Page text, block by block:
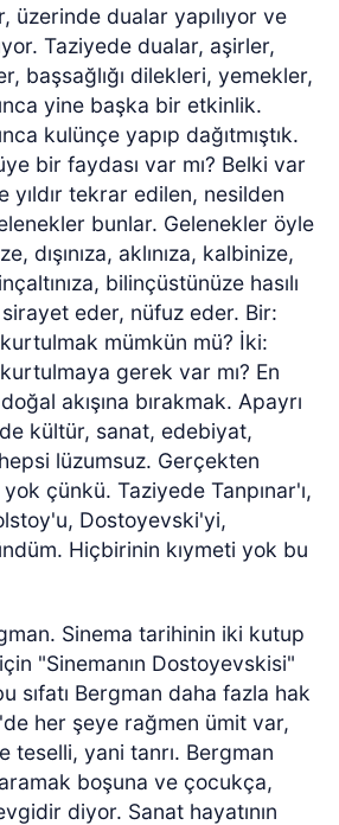
üzerinde dualar yapılıyor ve
Taziyede dualar, aşirler,
başsağlığı dilekleri, yemekler,
yine başka bir etkinlik.
kulünçe yapıp dağıtmıştık.
bir faydası var mı? Belki var
yıldır tekrar edilen, nesilden
bunlar. Gelenekler öyle
dışınıza, aklınıza, kalbinize,
bilinçüstünüze hasılı
eder, nüfuz eder. Bir:
mümkün mü? İki:
gerek var mı? En
akışına bırakmak. Apayrı
kültür, sanat, edebiyat,
lüzumsuz. Gerçekten
çünkü. Taziyede Tanpınar'ı,
Dostoyevski'yi,
Hiçbirinin kıymeti yok bu
Sinema tarihinin iki kutup
"Sinemanın Dostoyevskisi"
sıfatı Bergman daha fazla hak
her şeye rağmen ümit var,
teselli, yani tanrı. Bergman
aramak boşuna ve çocukça,
diyor. Sanat hayatının